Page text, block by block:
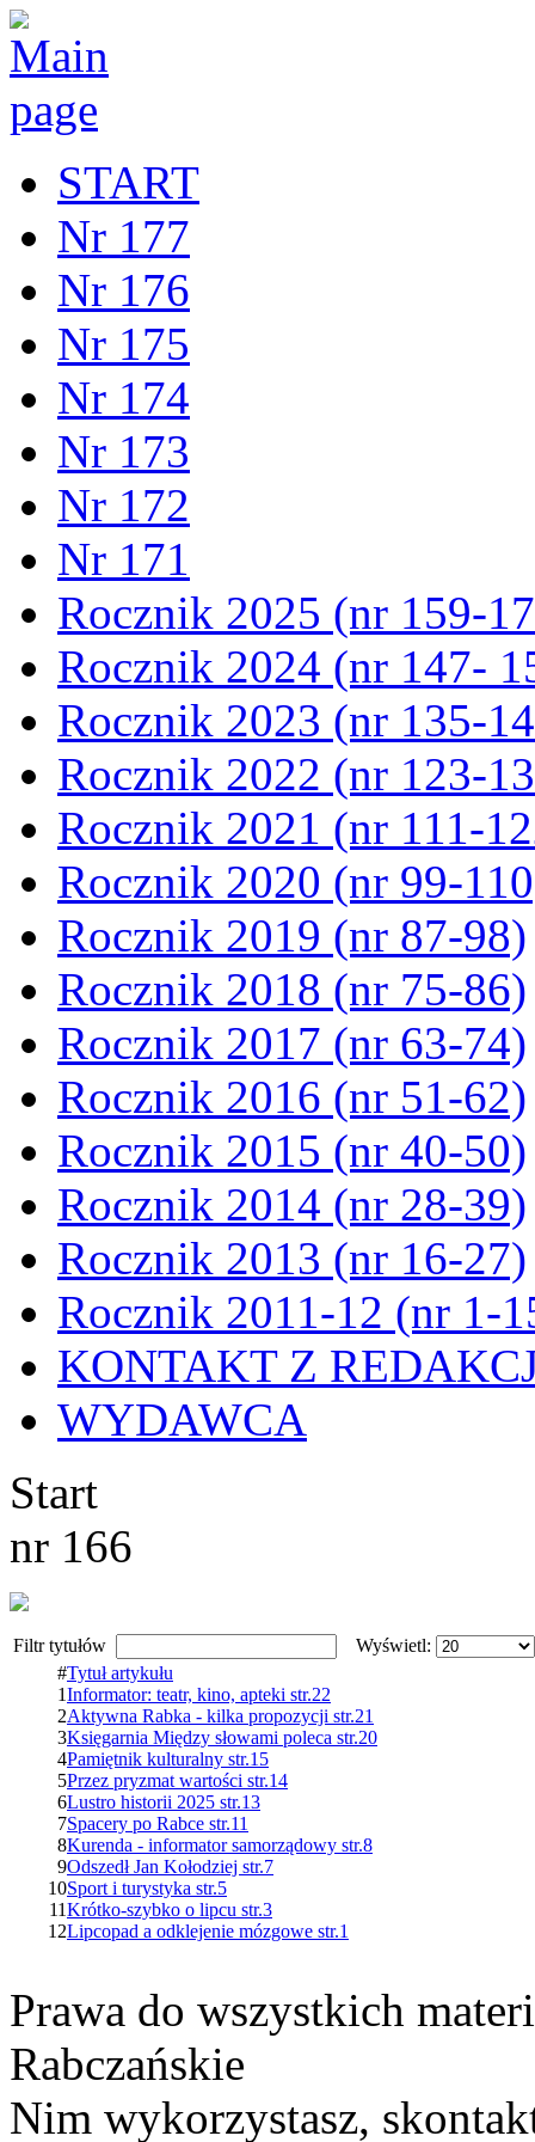
START
Nr 177
Nr 176
Nr 175
Nr 174
Nr 173
Nr 172
Nr 171
Rocznik 2025 (nr 159-
Rocznik 2024 (nr 147-
Rocznik 2023 (nr 135-
Rocznik 2022 (nr 123-
Rocznik 2021 (nr 111-
Rocznik 2020 (nr 99-
Rocznik 2019 (nr 87-98)
Rocznik 2018 (nr 75-86)
Rocznik 2017 (nr 63-74)
Rocznik 2016 (nr 51-62)
Rocznik 2015 (nr 40-50)
Rocznik 2014 (nr 28-39)
Rocznik 2013 (nr 16-27)
Rocznik 2011-12 (nr 1-
KONTAKT Z
WYDAWCA
Start
nr 166
Filtr tytułów
Wyświetl:
#Tytuł artykułu
1Informator: teatr, kino, apteki str.22
2Aktywna Rabka - kilka propozycji str.21
3Księgarnia Między słowami poleca str.20
4Pamiętnik kulturalny str.15
5Przez pryzmat wartości str.14
6Lustro historii 2025 str.13
7Spacery po Rabce str.11
8Kurenda - informator samorządowy str.8
9Odszedł Jan Kołodziej str.7
10Sport i turystyka str.5
11Krótko-szybko o lipcu str.3
12Lipcopad a odklejenie mózgowe str.1
Prawa do wszystkich
Rabczańskie
Nim wykorzystasz,